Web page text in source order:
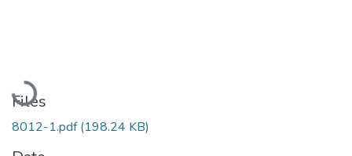
Loading...
Files
8012-1.pdf(198.24 KB)